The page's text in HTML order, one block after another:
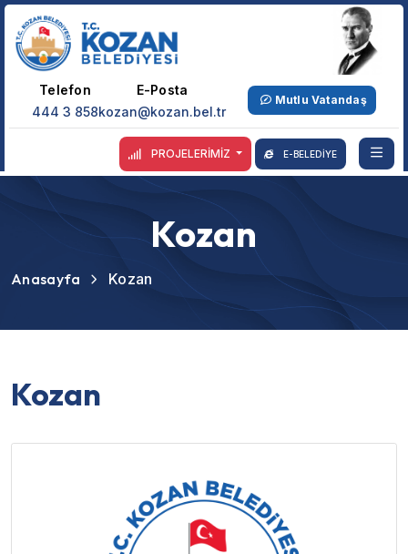
Telefon
444 3 858
E-Posta
kozan@kozan.bel.tr
Mutlu Vatandaş
PROJELERİMİZ E-BELEDİYE
Kozan
Anasayfa Kozan
Kozan